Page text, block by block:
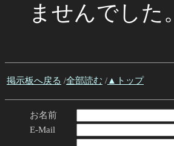
ませんでした。
掲示板へ戻る /全部読む /▲トップ
お名前
E-Mail